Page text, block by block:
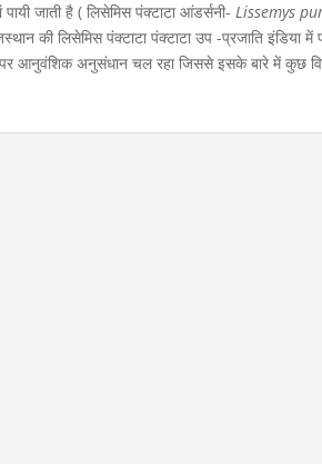
जाती है ( लिसेमिस पंक्टाटा आंडर्सनी-Lissemys
की लिसेमिस पंक्टाटा पंक्टाटा उप -प्रजाति इंडिया
पर आनुवंशिक अनुसंधान चल रहा जिससे इसके बारे में कुछ